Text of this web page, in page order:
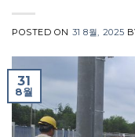
POSTED ON 31 8월, 2025
31
8월